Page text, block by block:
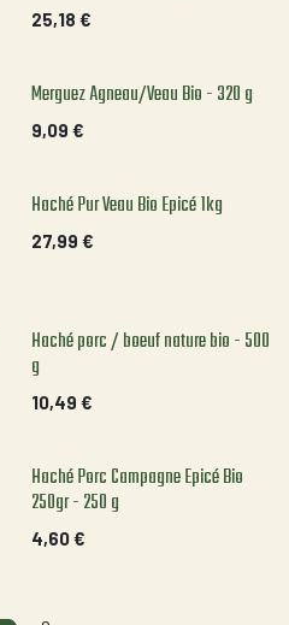
25,18 €
Merguez Agneau/Veau Bio - 320 g
9,09 €
Haché Pur Veau Bio Epicé 1kg
27,99 €
Haché porc / boeuf nature bio - 500
g
10,49 €
Haché Porc Campagne Epicé Bio
250gr - 250 g
4,60€